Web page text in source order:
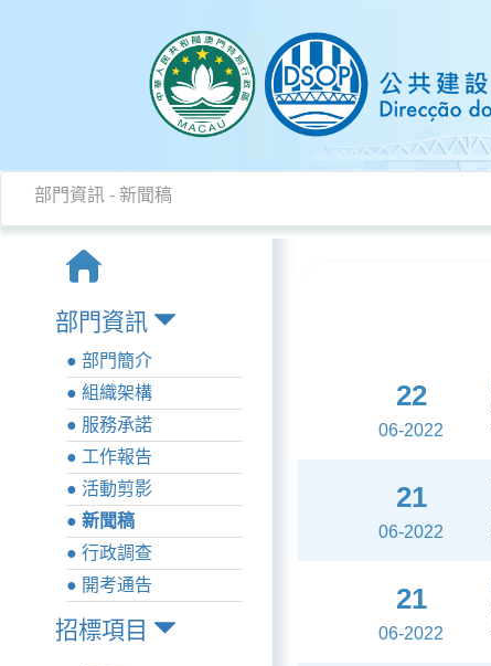
部門資訊 - 新聞稿
部門資訊
● 部門簡介
● 組織架構
● 服務承諾
● 工作報告
● 活動剪影
● 新聞稿
● 行政調查
● 開考通告
招標項目
22
06-2022
21
06-2022
21
06-2022